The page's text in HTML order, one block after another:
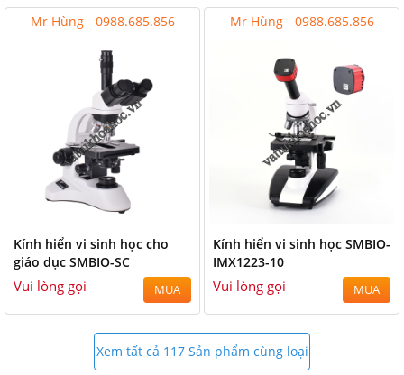
Mr Hùng - 0988.685.856
Kính hiển vi sinh học cho
giáo dục SMBIO-SC
Vui lòng gọi MUA
Mr Hùng - 0988.685.856
Kính hiển vi sinh học SMBIO-
IMX1223-10
Vui lòng gọi MUA
Xem tất cả 117 Sản phẩm cùng loại